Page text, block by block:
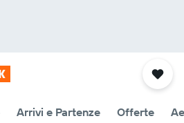
Arrivi e Partenze Offerte